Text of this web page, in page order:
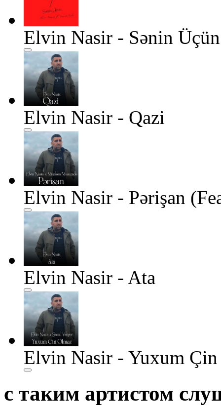
Elvin Nasir - Sənin
Elvin Nasir - Qazi
Elvin Nasir - Pərişan
Elvin Nasir - Ata
Elvin Nasir - Yuxum
с таким артистом